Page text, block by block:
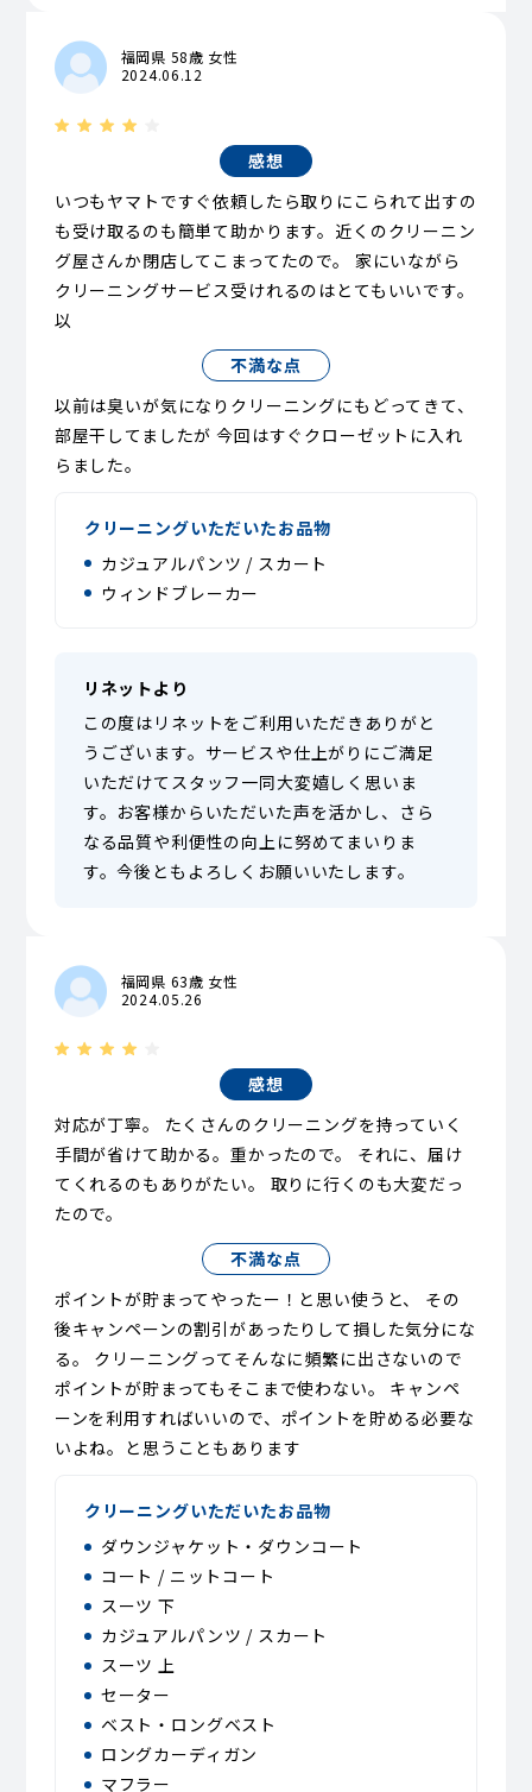
福岡県 58歳 女性
2024.06.12
感想
いつもヤマトですぐ依頼したら取りにこられて出すの
も受け取るのも簡単て助かります。近くのクリーニン
グ屋さんか閉店してこまってたので。 家にいながら
クリーニングサービス受けれるのはとてもいいです。
以
不満な点
以前は臭いが気になりクリーニングにもどってきて、
部屋干してましたが 今回はすぐクローゼットに入れ
らました。
クリーニングいただいたお品物
カジュアルパンツ / スカート
ウィンドブレーカー
リネットより
この度はリネットをご利用いただきありがと
うございます。サービスや仕上がりにご満足
いただけてスタッフ一同大変嬉しく思いま
す。お客様からいただいた声を活かし、さら
なる品質や利便性の向上に努めてまいりま
す。今後ともよろしくお願いいたします。
福岡県 63歳 女性
2024.05.26
感想
対応が丁寧。 たくさんのクリーニングを持っていく
手間が省けて助かる。重かったので。 それに、届け
てくれるのもありがたい。 取りに行くのも大変だっ
たので。
不満な点
ポイントが貯まってやったー！と思い使うと、 その
後キャンペーンの割引があったりして損した気分にな
る。 クリーニングってそんなに頻繁に出さないので
ポイントが貯まってもそこまで使わない。 キャンペ
ーンを利用すればいいので、ポイントを貯める必要な
いよね。と思うこともあります
クリーニングいただいたお品物
ダウンジャケット・ダウンコート
コート / ニットコート
スーツ 下
カジュアルパンツ / スカート
スーツ 上
セーター
ベスト・ロングベスト
ロングカーディガン
マフラー